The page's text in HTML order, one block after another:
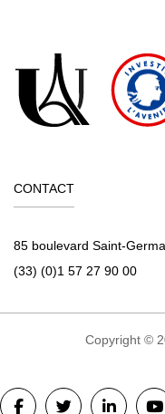
CONTACT
85 boulevard Saint-
(33) (0)1 57 27 90 00
Copyright ©